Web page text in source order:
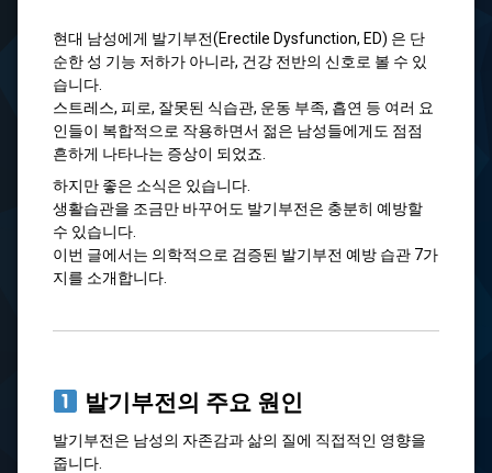
현대 남성에게 발기부전(Erectile Dysfunction, ED) 은 단
순한 성 기능 저하가 아니라, 건강 전반의 신호로 볼 수 있
습니다.
스트레스, 피로, 잘못된 식습관, 운동 부족, 흡연 등 여러 요
인들이 복합적으로 작용하면서 젊은 남성들에게도 점점
흔하게 나타나는 증상이 되었죠.
하지만 좋은 소식은 있습니다.
생활습관을 조금만 바꾸어도 발기부전은 충분히 예방할
수 있습니다.
이번 글에서는 의학적으로 검증된 발기부전 예방 습관 7가
지를 소개합니다.
발기부전의 주요 원인
발기부전은 남성의 자존감과 삶의 질에 직접적인 영향을
줍니다.